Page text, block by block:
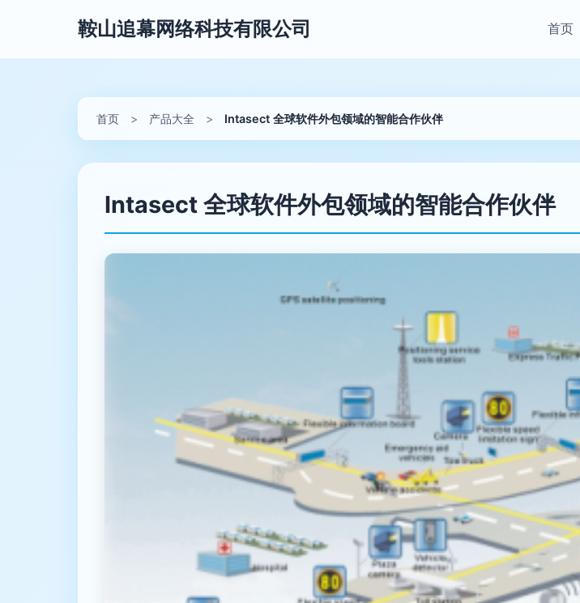
鞍山追幕网络科技有限公司 首页
首页 > 产品大全 > Intasect 全球软件外包领域的智能合作伙伴
Intasect 全球软件外包领域的智能合作伙伴